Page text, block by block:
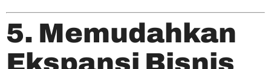
5. Memudahkan
Ekspansi Bisnis